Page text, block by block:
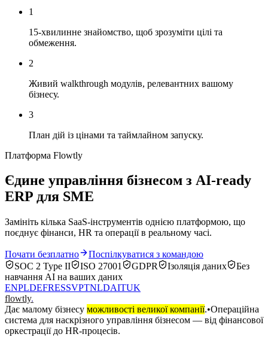
1
15-хвилинне знайомство, щоб зрозуміти цілі та
обмеження.
2
Живий walkthrough модулів, релевантних вашому
бізнесу.
3
План дій із цінами та таймлайном запуску.
Платформа Flowtly
Єдине управління бізнесом з AI-ready
ERP для SME
Замініть кілька SaaS-інструментів однією платформою, що
поєднує фінанси, HR та операції в реальному часі.
Почати безплатно
Поспілкуватися з командою
SOC 2 Type II
ISO 27001 GDPR Ізоляція даних
Без
навчання AI на ваших даних
ENPLDEFRESSVPTNLDAITUK
flowtly.
Дає малому бізнесу можливості великої компанії.•Операційна
система для наскрізного управління бізнесом — від фінансової
оркестрації до HR-процесів.